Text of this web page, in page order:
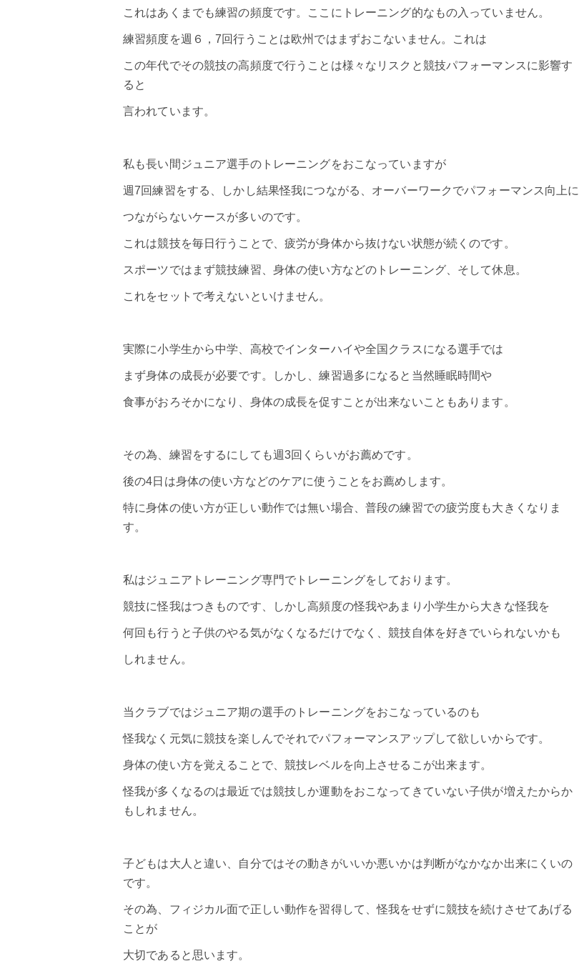
これはあくまでも練習の頻度です。ここにトレーニング的なもの入っていません。
練習頻度を週６，7回行うことは欧州ではまずおこないません。これは
この年代でその競技の高頻度で行うことは様々なリスクと競技パフォーマンスに影響す
ると
言われています。
私も長い間ジュニア選手のトレーニングをおこなっていますが
週7回練習をする、しかし結果怪我につながる、 オーバーワーク でパフォーマンス向上に
つながらないケースが多いのです。
これは競技を毎日行うことで、疲労が身体から抜けない状態が続くのです。
スポーツではまず競技練習、身体の使い方などのトレーニング、そして休息。
これをセットで考えないといけません。
実際に小学生から中学、高校でインターハイや全国クラスになる選手では
まず身体の成長が必要です。しかし、練習過多になると当然睡眠時間や
食事がおろそかになり、身体の成長を促すことが出来ないこともあります。
その為、練習をするにしても週3回くらいがお薦めです。
後の4日は身体の使い方などのケアに使うことをお薦めします。
特に身体の使い方が正しい動作では無い場合、普段の練習での疲労度も大きくなりま
す。
私はジュニアトレーニング専門でトレーニングをしております。
競技に怪我はつきものです、しかし高頻度の怪我やあまり小学生から大きな怪我を
何回も行うと子供のやる気がなくなるだけでなく、競技自体を好きでいられないかも
しれません。
当クラブではジュニア期の選手のトレーニングをおこなっているのも
怪我なく元気に競技を楽しんでそれでパフォーマンスアップして欲しいからです。
身体の使い方を覚えることで、競技レベルを向上させるこが出来ます。
怪我が多くなるのは最近では競技しか運動をおこなってきていない子供が増えたからか
もしれません。
子どもは大人と違い、自分ではその動きがいいか悪いかは判断がなかなか出来にくいの
です。
その為、フィジカル面で正しい動作を習得して、怪我をせずに競技を続けさせてあげる
ことが
大切であると思います。